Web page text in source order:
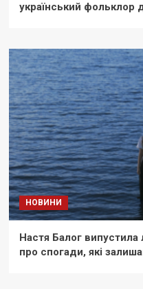
український фольклор
НОВИНИ
Настя Балог випустила
про спогади, які